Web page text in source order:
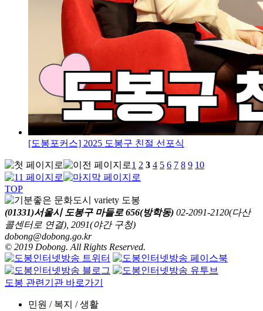
[도봉포커스] 2025 도봉구 친절 선포식
1 2 3 4 5 6 7 8 9 10
TOP
(01331)서울시 도봉구 마들로 656(방학동) 02-2091-2120(다산
콜센터로 연결), 2091(야간 구청)
dobong@dobong.go.kr
© 2019 Dobong. All Rights Reserved.
도봉 관련기관 바로가기
민원 / 복지 / 생활